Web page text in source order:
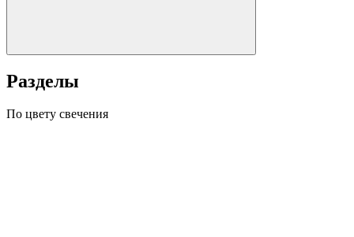
Разделы
По цвету свечения